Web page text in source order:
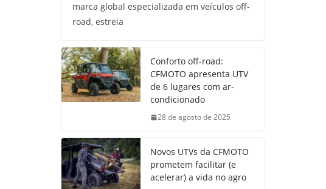
marca global especializada em veículos off-
road, estreia
Conforto off-road:
CFMOTO apresenta UTV
de 6 lugares com ar-
condicionado
28 de agosto de 2025
Novos UTVs da CFMOTO
prometem facilitar (e
acelerar) a vida no agro